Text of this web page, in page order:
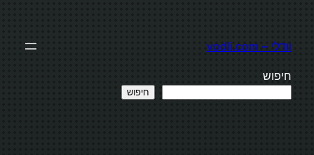
וודלי – vodli.com
חיפוש
חיפוש